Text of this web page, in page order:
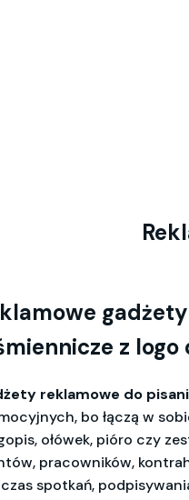
z logo
reklamowe do
bo łączą w
ołówek, pióro czy
pracowników,
spotkań,